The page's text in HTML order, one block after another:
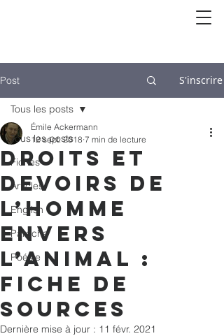
Post S'inscrire
Tous les posts
Fiches
Articles
English
Paracha
Poésie
Tous les posts
Droits et
devoirs de
l’homme
envers
l’animal :
fiche de
sources
Émile Ackermann
12 sept. 2018 7 min de lecture
Dernière mise à jour : 11 févr. 2021